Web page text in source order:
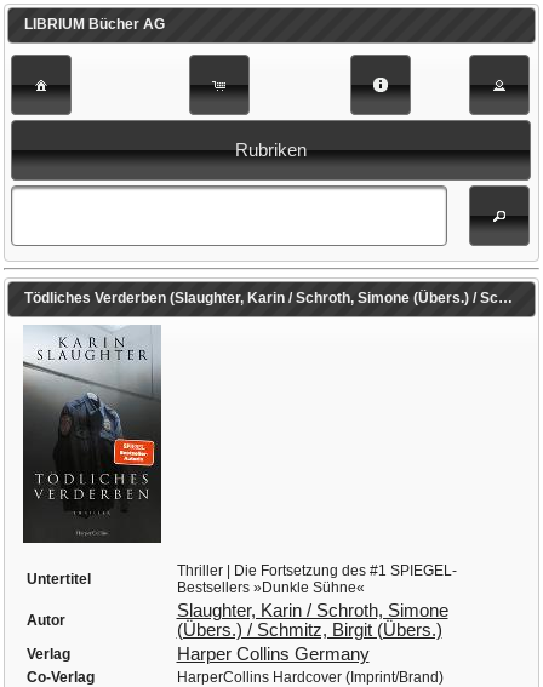
LIBRIUM Bücher AG
Rubriken
Tödliches Verderben (Slaughter, Karin / Schroth, Simone (Übers.) / Schmitz, Birgit (Übers.))
Untertitel
Thriller | Die Fortsetzung des #1 SPIEGEL-
Bestsellers »Dunkle Sühne«
Autor
Slaughter, Karin / Schroth, Simone
(Übers.) / Schmitz, Birgit (Übers.)
Verlag Harper Collins Germany
Co-Verlag
HarperCollins Hardcover (Imprint/Brand)